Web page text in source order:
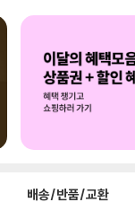
배송/반품/교환